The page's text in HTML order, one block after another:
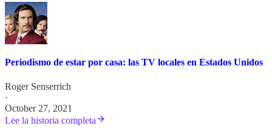
Periodismo de estar por casa: las TV locales en Estados Unidos
Roger Senserrich
·
October 27, 2021
Lee la historia completa